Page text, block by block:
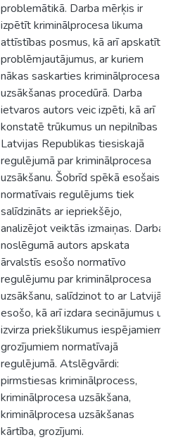
problemātikā. Darba mērķis ir
izpētīt kriminālprocesa likuma
attīstības posmus, kā arī apskatīt
problēmjautājumus, ar kuriem
nākas saskarties kriminālprocesa
uzsākšanas procedūrā. Darba
ietvaros autors veic izpēti, kā arī
konstatē trūkumus un nepilnības
Latvijas Republikas tiesiskajā
regulējumā par kriminālprocesa
uzsākšanu. Šobrīd spēkā esošais
normatīvais regulējums tiek
salīdzināts ar iepriekšējo,
analizējot veiktās izmaiņas. Darba
noslēgumā autors apskata
ārvalstīs esošo normatīvo
regulējumu par kriminālprocesa
uzsākšanu, salīdzinot to ar Latvijā
esošo, kā arī izdara secinājumus un
izvirza priekšlikumus iespējamiem
grozījumiem normatīvajā
regulējumā. Atslēgvārdi:
pirmstiesas kriminālprocess,
kriminālprocesa uzsākšana,
kriminālprocesa uzsākšanas
kārtība, grozījumi.